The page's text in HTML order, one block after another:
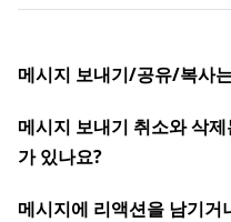
메시지 보내기/공유/복사
메시지 보내기 취소와 삭
가 있나요?
메시지에 리액션을 남기